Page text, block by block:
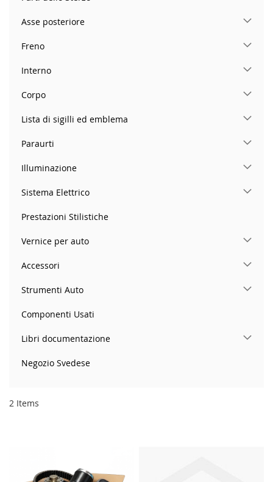
2 Items
Asse posteriore
Freno
Interno
Corpo
Lista di sigilli ed emblema
Paraurti
Illuminazione
Sistema Elettrico
Prestazioni Stilistiche
Vernice per auto
Accessori
Strumenti Auto
Componenti Usati
Libri documentazione
Negozio Svedese